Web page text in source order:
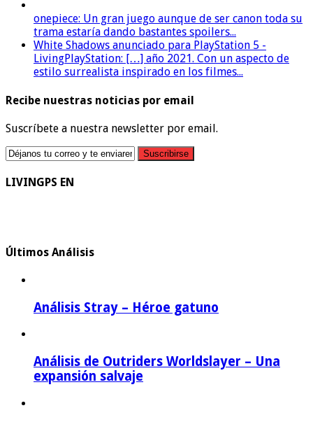
onepiece: Un gran juego aunque de ser canon toda su
trama estaría dando bastantes spoilers...
White Shadows anunciado para PlayStation 5 -
LivingPlayStation: […] año 2021. Con un aspecto de
estilo surrealista inspirado en los filmes...
Recibe nuestras noticias por email
Suscríbete a nuestra newsletter por email.
LIVINGPS EN
Últimos Análisis
Análisis Stray – Héroe gatuno
Análisis de Outriders Worldslayer – Una
expansión salvaje